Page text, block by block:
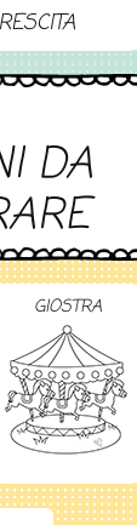
DA
GIOSTRA